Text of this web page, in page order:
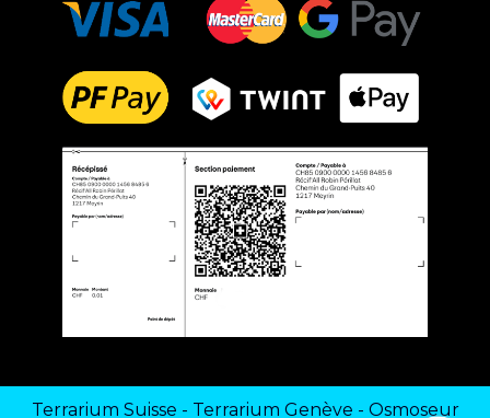
Terrarium Suisse - Terrarium Genève - Osmoseur